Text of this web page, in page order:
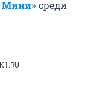
Мини»среди